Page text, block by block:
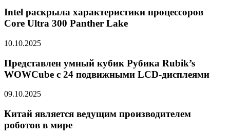
Intel раскрыла характеристики процессоров
Core Ultra 300 Panther Lake
10.10.2025
Представлен умный кубик Рубика Rubik’s
WOWCube с 24 подвижными LCD-дисплеями
09.10.2025
Китай является ведущим производителем
роботов в мире